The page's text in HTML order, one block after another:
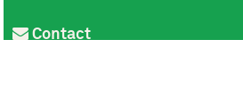
Contact